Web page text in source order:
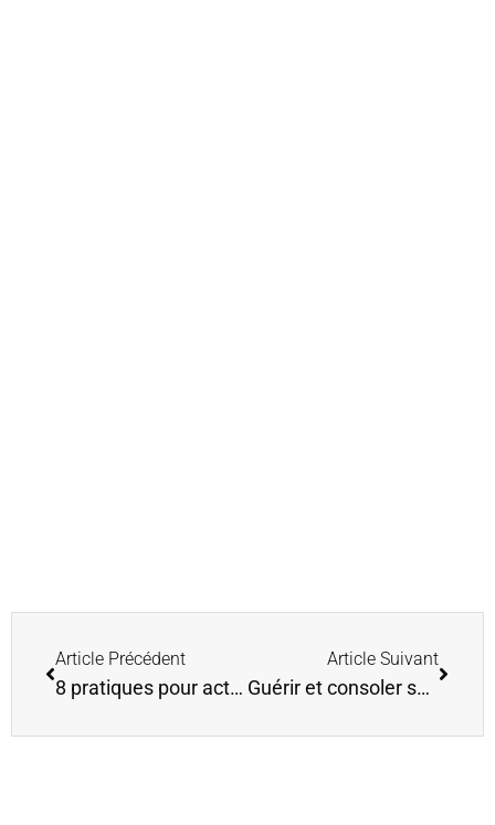
Article Précédent
8 pratiques pour activer son énergie féminine
Article Suivant
Guérir et consoler son enfant intérieur